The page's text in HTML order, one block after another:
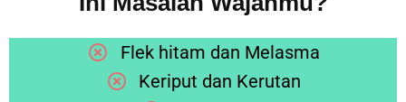
Flek hitam dan Melasma
Keriput dan Kerutan